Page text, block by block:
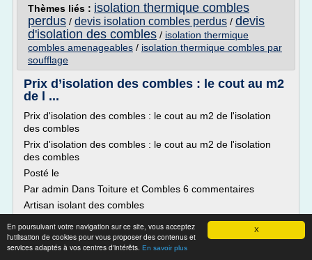
X
En poursuivant votre navigation sur ce site, vous acceptez
l'utilisation de cookies pour vous proposer des contenus et
services adaptés à vos centres d'intérêts. En savoir plus
Thèmes liés : isolation thermique combles
perdus / devis isolation combles perdus / devis
d'isolation des combles / isolation thermique
combles amenageables / isolation thermique combles par
soufflage
Prix d’isolation des combles : le cout au m2
de l ...
Prix d'isolation des combles : le cout au m2 de l'isolation
des combles
Prix d'isolation des combles : le cout au m2 de l'isolation
des combles
Posté le
Par admin Dans Toiture et Combles 6 commentaires
Artisan isolant des combles
L'isolation des combles fait partie des travaux
indispensables si vous voulez garantir une bonne isolation
de votre maison. Mais mieux vaut être regardant sur le